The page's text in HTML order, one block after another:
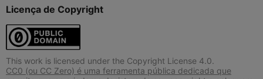
Licença de Copyright
This work is licensed under the Copyright License 4.0.
CC0 (ou CC Zero) é uma ferramenta pública dedicada que